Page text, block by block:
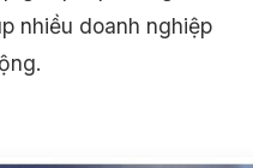
nhiều doanh nghiệp